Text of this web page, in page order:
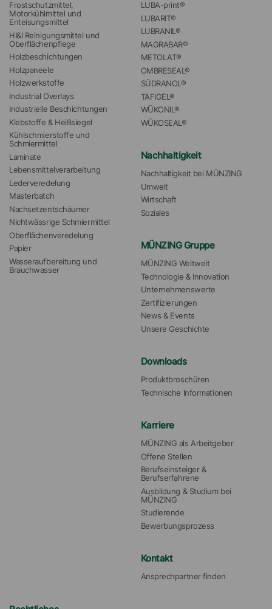
Frostschutzmittel,
Motorkühlmittel und
Enteisungsmittel
HI&I Reinigungsmittel und
Oberflächenpflege
Holzbeschichtungen
Holzpaneele
Holzwerkstoffe
Industrial Overlays
Industrielle Beschichtungen
Klebstoffe & Heißsiegel
Kühlschmierstoffe und
Schmiermittel
Laminate
Lebensmittelverarbeitung
Lederveredelung
Masterbatch
Nachsetzentschäumer
Nichtwässrige Schmiermittel
Oberflächenveredelung
Papier
Wasseraufbereitung und
Brauchwasser
LUBA-print®
LUBARIT®
LUBRANIL®
MAGRABAR®
METOLAT®
OMBRESEAL®
SÜDRANOL®
TAFIGEL®
WÜKONIL®
WÜKOSEAL®
Nachhaltigkeit
Nachhaltigkeit bei MÜNZING
Umwelt
Wirtschaft
Soziales
MÜNZING Gruppe
MÜNZING Weltweit
Technologie & Innovation
Unternehmenswerte
Zertifizierungen
News & Events
Unsere Geschichte
Downloads
Produktbroschüren
Technische Informationen
Karriere
MÜNZING als Arbeitgeber
Offene Stellen
Berufseinsteiger &
Berufserfahrene
Ausbildung & Studium bei
MÜNZING
Studierende
Bewerbungsprozess
Kontakt
Ansprechpartner finden